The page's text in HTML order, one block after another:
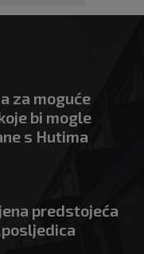
za moguće
bi mogle
s Hutima
predstojeća